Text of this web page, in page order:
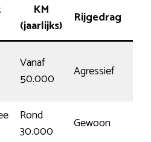
KM
(jaarlijks)
Rijgedrag
Vanaf
50.000
Agressief
Rond
30.000
Gewoon